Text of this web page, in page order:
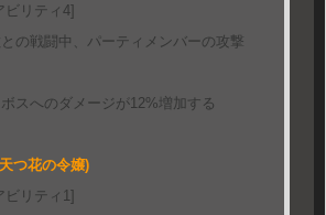
ティ4]
闘中、パーティメンバーの攻撃
のダメージが12%増加する
つ花の令嬢)
ティ1]